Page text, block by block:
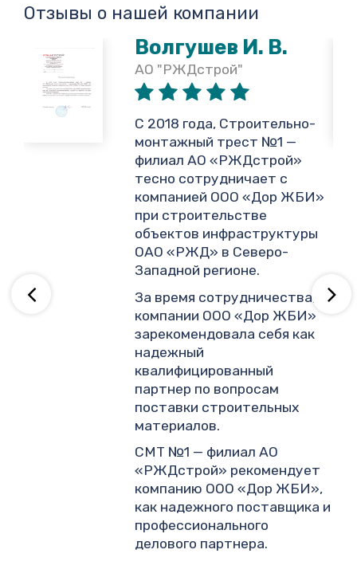
Отзывы о нашей компании
Волгушев И. В.
АО "РЖДстрой"
С 2018 года, Строительно-
монтажный трест №1 —
филиал АО «РЖДстрой»
тесно сотрудничает с
компанией ООО «Дор ЖБИ»
при строительстве
объектов инфраструктуры
ОАО «РЖД» в Северо-
Западной регионе.
За время сотрудничества,
компании ООО «Дор ЖБИ»
зарекомендовала себя как
надежный
квалифицированный
партнер по вопросам
поставки строительных
материалов.
СМТ №1 — филиал АО
«РЖДстрой» рекомендует
компанию ООО «Дор ЖБИ»,
как надежного поставщика и
профессионального
делового партнера.